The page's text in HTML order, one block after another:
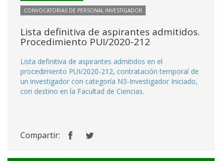
CONVOCATORIAS DE PERSONAL INVESTIGADOR
Lista definitiva de aspirantes admitidos.
Procedimiento PUI/2020-212
Lista definitiva de aspirantes admitidos en el
procedimiento PUI/2020-212, contratación temporal de
un investigador con categoría N3-Investigador Iniciado,
con destino en la Facultad de Ciencias.
Compartir: